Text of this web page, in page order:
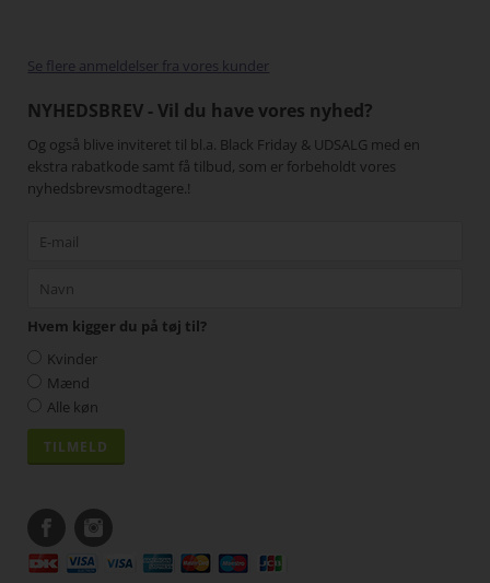
Se flere anmeldelser fra vores kunder
NYHEDSBREV - Vil du have vores nyhed?
Og også blive inviteret til bl.a. Black Friday & UDSALG med en
ekstra rabatkode samt få tilbud, som er forbeholdt vores
nyhedsbrevsmodtagere.!
Hvem kigger du på tøj til?
Kvinder
Mænd
Alle køn